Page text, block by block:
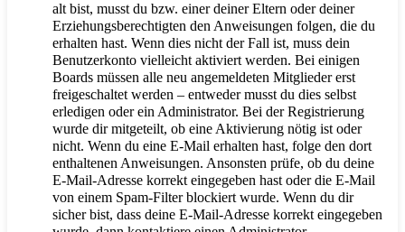
alt bist, musst du bzw. einer deiner Eltern oder deiner
Erziehungsberechtigten den Anweisungen folgen, die du
erhalten hast. Wenn dies nicht der Fall ist, muss dein
Benutzerkonto vielleicht aktiviert werden. Bei einigen
Boards müssen alle neu angemeldeten Mitglieder erst
freigeschaltet werden – entweder musst du dies selbst
erledigen oder ein Administrator. Bei der Registrierung
wurde dir mitgeteilt, ob eine Aktivierung nötig ist oder
nicht. Wenn du eine E-Mail erhalten hast, folge den dort
enthaltenen Anweisungen. Ansonsten prüfe, ob du deine
E-Mail-Adresse korrekt eingegeben hast oder die E-Mail
von einem Spam-Filter blockiert wurde. Wenn du dir
sicher bist, dass deine E-Mail-Adresse korrekt eingegeben